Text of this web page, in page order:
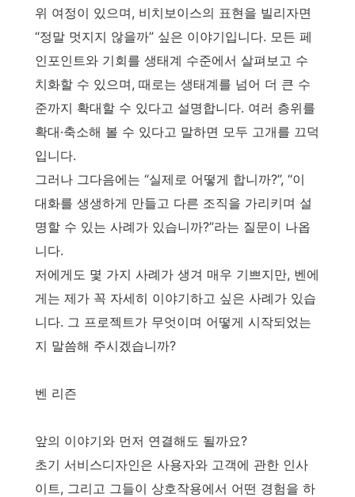
위 여정이 있으며, 비치보이스의 표현을 빌리자면
“정말 멋지지 않을까” 싶은 이야기입니다. 모든 페
인포인트와 기회를 생태계 수준에서 살펴보고 수
치화할 수 있으며, 때로는 생태계를 넘어 더 큰 수
준까지 확대할 수 있다고 설명합니다. 여러 층위를
확대·축소해 볼 수 있다고 말하면 모두 고개를 끄덕
입니다.
그러나 그다음에는 “실제로 어떻게 합니까?”, “이
대화를 생생하게 만들고 다른 조직을 가리키며 설
명할 수 있는 사례가 있습니까?”라는 질문이 나옵
니다.
저에게도 몇 가지 사례가 생겨 매우 기쁘지만, 벤에
게는 제가 꼭 자세히 이야기하고 싶은 사례가 있습
니다. 그 프로젝트가 무엇이며 어떻게 시작되었는
지 말씀해 주시겠습니까?
벤 리즌
앞의 이야기와 먼저 연결해도 될까요?
초기 서비스디자인은 사용자와 고객에 관한 인사
이트, 그리고 그들이 상호작용에서 어떤 경험을 하